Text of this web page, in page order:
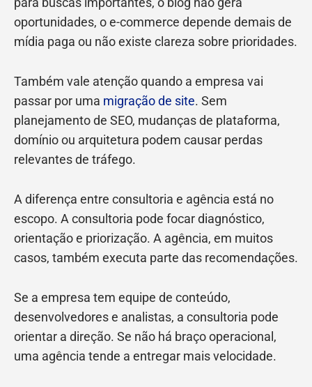
oportunidades, o e-commerce depende demais de
mídia paga ou não existe clareza sobre prioridades.
Também vale atenção quando a empresa vai
passar por uma migração de site. Sem
planejamento de SEO, mudanças de plataforma,
domínio ou arquitetura podem causar perdas
relevantes de tráfego.
A diferença entre consultoria e agência está no
escopo. A consultoria pode focar diagnóstico,
orientação e priorização. A agência, em muitos
casos, também executa parte das recomendações.
Se a empresa tem equipe de conteúdo,
desenvolvedores e analistas, a consultoria pode
orientar a direção. Se não há braço operacional,
uma agência tende a entregar mais velocidade.